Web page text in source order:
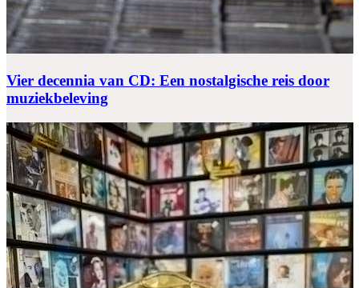
Vier decennia van CD: Een nostalgische reis door
muziekbeleving